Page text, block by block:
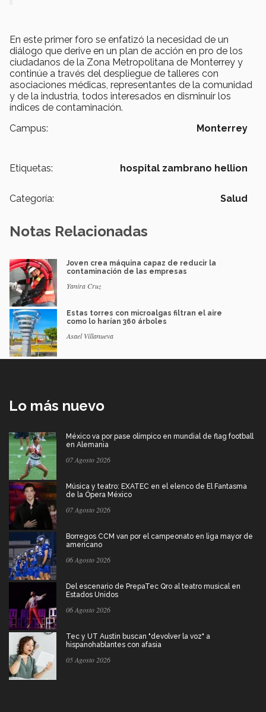
En este primer foro se enfatizó la necesidad de un
diálogo que derive en un plan de acción en pro de los
ciudadanos de la Zona Metropolitana de Monterrey y
continúe a través del despliegue de talleres con
asociaciones médicas, representantes de la comunidad
y de la industria, todos interesados en disminuir los
índices de contaminación.
Campus:
Monterrey
Etiquetas: hospital zambrano hellion
Categoría: Salud
Notas Relacionadas
Joven crea máquina capaz de reducir la
contaminación de las empresas
Yanira Cruz
Estas torres con microalgas filtran el aire
como lo harían 360 árboles
Asael Villanueva
Lo más nuevo
México va por pase olímpico en mundial de flag football
en Alemania
07 Agosto 2026
Música y teatro: EXATEC en el elenco de El Fantasma
de la Ópera México
07 Agosto 2026
Borregos CCM van por el campeonato en liga mayor de
americano
06 Agosto 2026
Del escenario de PrepaTec Qro al teatro musical en
Estados Unidos
06 Agosto 2026
Tec y UT Austin buscan "devolver la voz" a
hispanohablantes con afasia
05 Agosto 2026